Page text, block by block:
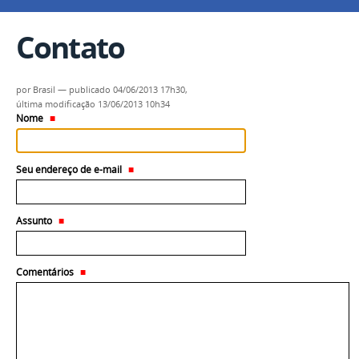
Contato
por Brasil — publicado 04/06/2013 17h30,
última modificação 13/06/2013 10h34
Nome
Seu endereço de e-mail
Assunto
Comentários